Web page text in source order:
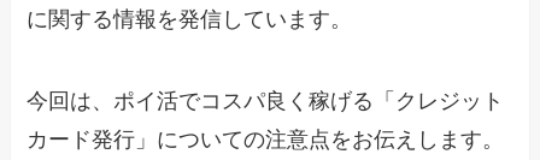
に関する情報を発信しています。
今回は、ポイ活でコスパ良く稼げる「クレジット
カード発行」についての注意点をお伝えします。